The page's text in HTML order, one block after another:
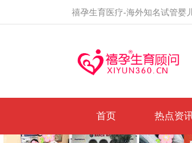
禧孕生育医疗-海外知名试管婴
首页 热点资